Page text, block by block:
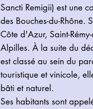
Sancti Remigii) est une
des Bouches-du-Rhône.
Côte d'Azur, Saint-
Alpilles. À la suite du
est classé au sein du
touristique et vinicole,
bâti et naturel.
Ses habitants sont